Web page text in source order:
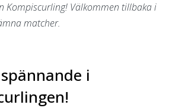
Kompiscurling! Välkommen tillbaka i
matcher.
i